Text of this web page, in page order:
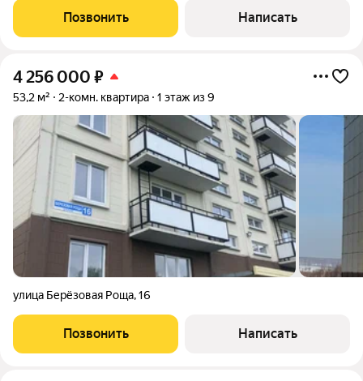
Позвонить Написать
4 256 000 ₽
53,2 м² 2-комн. квартира 1 этаж из 9
улица Берёзовая Роща,16
Позвонить Написать